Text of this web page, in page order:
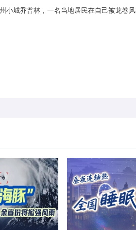
小城乔普林，一名当地居民在自己被龙卷